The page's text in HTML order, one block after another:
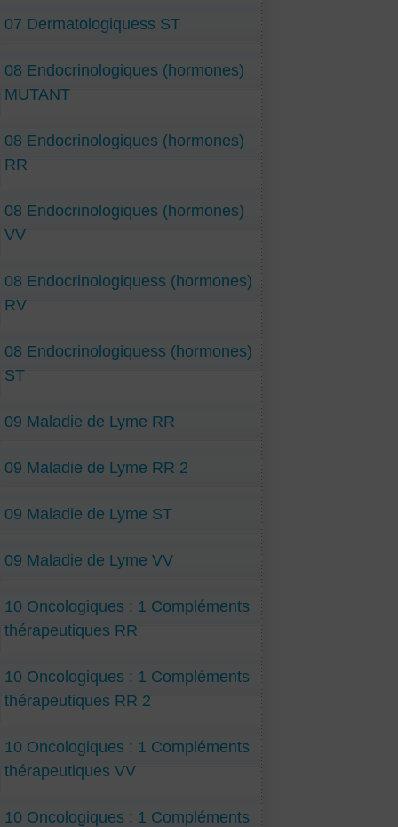
07 Dermatologiquess ST
08 Endocrinologiques (hormones)
MUTANT
08 Endocrinologiques (hormones)
RR
08 Endocrinologiques (hormones)
VV
08 Endocrinologiquess (hormones)
RV
08 Endocrinologiquess (hormones)
ST
09 Maladie de Lyme RR
09 Maladie de Lyme RR 2
09 Maladie de Lyme ST
09 Maladie de Lyme VV
10 Oncologiques : 1 Compléments
thérapeutiques RR
10 Oncologiques : 1 Compléments
thérapeutiques RR 2
10 Oncologiques : 1 Compléments
thérapeutiques VV
10 Oncologiques : 1 Compléments